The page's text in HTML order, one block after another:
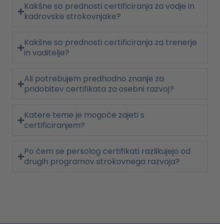
Kakšne so prednosti certificiranja za vodje in
kadrovske strokovnjake?
Kakšne so prednosti certificiranja za trenerje
in vaditelje?
Ali potrebujem predhodno znanje za
pridobitev certifikata za osebni razvoj?
Katere teme je mogoče zajeti s
certificiranjem?
Po čem se persolog certifikati razlikujejo od
drugih programov strokovnega razvoja?